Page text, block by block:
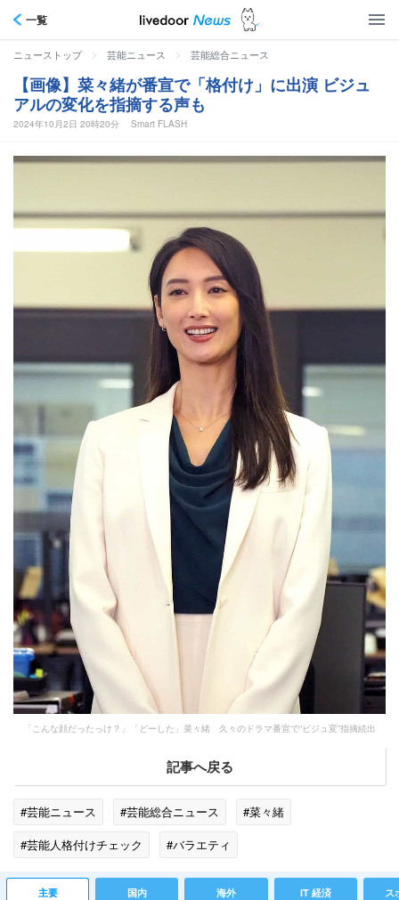
一覧
ニューストップ > 芸能ニュース > 芸能総合ニュース
【画像】菜々緒が番宣で「格付け」に出演 ビジュ
アルの変化を指摘する声も
2024年10月2日 20時20分 Smart FLASH
「こんな顔だったっけ？」「どーした」菜々緒 久々のドラマ番宣で“ビジュ変”指摘続出
記事へ戻る
#芸能ニュース #芸能総合ニュース
#菜々緒
#芸能人格付けチェック
#バラエティ
#エンタメ・芸能ニュース
主要 国内 海外 IT 経済 ス